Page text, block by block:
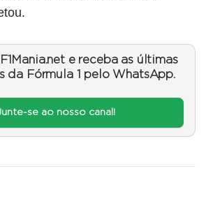
e receba as últimas
da Fórmula 1 pelo WhatsApp.
se ao nosso canal!